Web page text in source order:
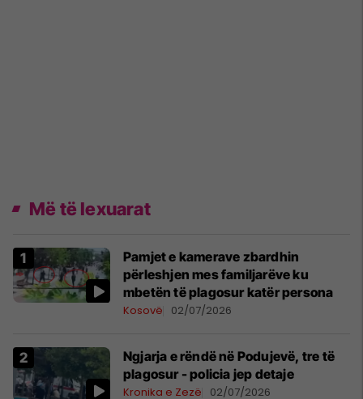
Më të lexuarat
Pamjet e kamerave zbardhin
përleshjen mes familjarëve ku
mbetën të plagosur katër persona
Kosovë 02/07/2026
Ngjarja e rëndë në Podujevë, tre të
plagosur - policia jep detaje
Kronika e Zezë 02/07/2026